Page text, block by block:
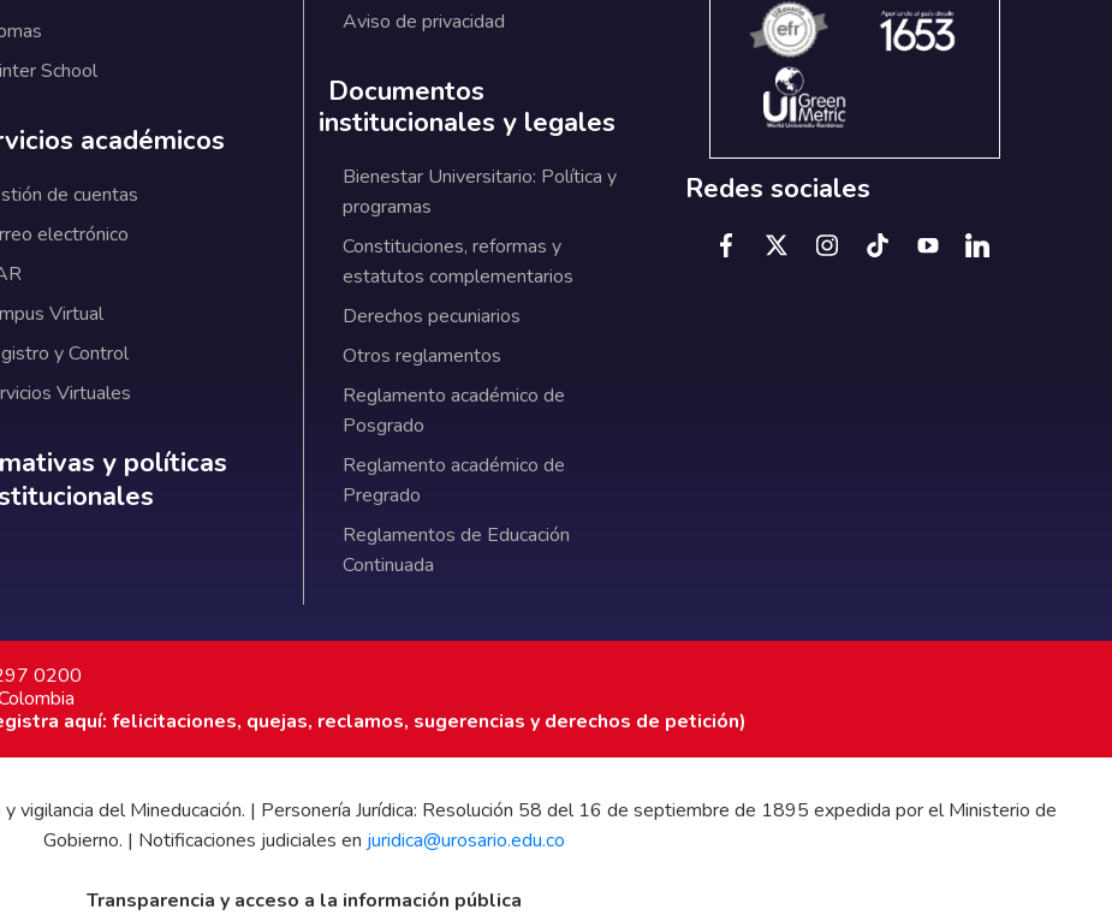
School
académicos
de cuentas
electrónico
Virtual
y Control
Virtuales
y políticas institucionales
y políticas
Aviso de privacidad
Documentos
institucionales y legales
Bienestar Universitario: Política y
programas
Constituciones, reformas y
estatutos complementarios
Derechos pecuniarios
Otros reglamentos
Reglamento académico de
Posgrado
Reglamento académico de
Pregrado
Reglamentos de Educación
Continuada
Redes sociales
0200
aquí: felicitaciones, quejas, reclamos, sugerencias y derechos de petición)
vigilancia del Mineducación. | Personería Jurídica: Resolución 58 del 16 de septiembre de 1895 expedida por el Ministerio de
Gobierno. | Notificaciones judiciales en juridica@urosario.edu.co
Transparencia y acceso a la información pública